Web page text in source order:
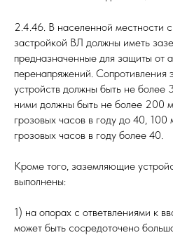
2.4.46. В населенной местности
застройкой ВЛ должны иметь
предназначенные для защиты от
перенапряжений. Сопротивления
устройств должны быть не
ними должны быть не более 200
грозовых часов в году до 40,
грозовых часов в году более 40.
Кроме того, заземляющие
выполнены:
1) на опорах с ответвлениями к
может быть сосредоточено